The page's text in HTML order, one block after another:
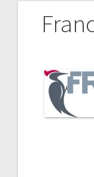
l’article